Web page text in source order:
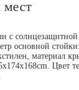
мест
с
основной
материал
Цвет